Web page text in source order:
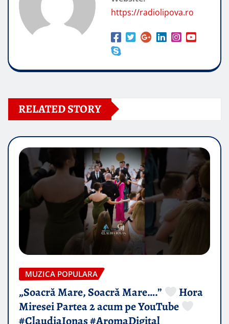
https://radiolipova.ro
RELATED STORY
MUZICA POPULARA
„Soacră Mare, Soacră Mare….”
Hora
Miresei Partea 2 acum pe YouTube